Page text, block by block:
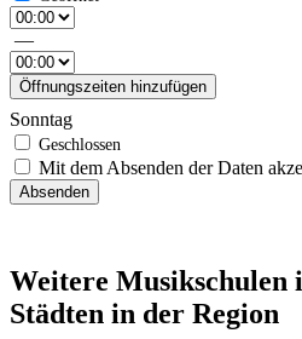
—
Öffnungszeiten hinzufügen
Sonntag
Mit dem Absenden der Daten
Absenden
Weitere Musikschulen
Städten in der Region